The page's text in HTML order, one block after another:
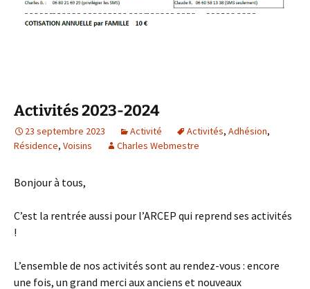
Activités 2023-2024
23 septembre 2023 Activité Activités, Adhésion,
Résidence, Voisins Charles Webmestre
Bonjour à tous,
C’est la rentrée aussi pour l’ARCEP qui reprend ses activités
!
L’ensemble de nos activités sont au rendez-vous : encore
une fois, un grand merci aux anciens et nouveaux